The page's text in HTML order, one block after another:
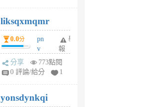
6
個
月
前
liksqxmqmr
0.0分
pn
v
wt
sv
6
舉
報
分享
773點閱
0 評論/給分
1
yonsdynkqi